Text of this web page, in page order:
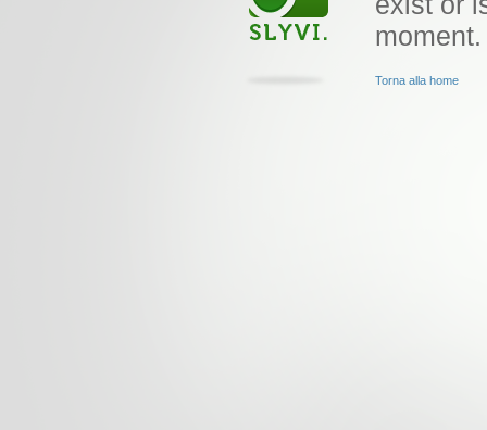
moment.
Torna alla home